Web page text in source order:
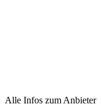
Alle Infos zum Anbieter